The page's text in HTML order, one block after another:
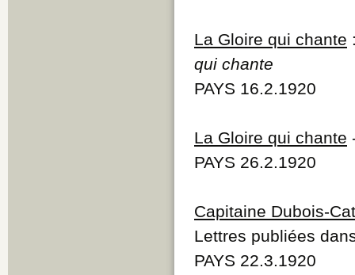
La Gloire qui chante
qui chante
PAYS 16.2.1920
La Gloire qui chante
PAYS 26.2.1920
Capitaine Dubois-
Lettres publiées
PAYS 22.3.1920